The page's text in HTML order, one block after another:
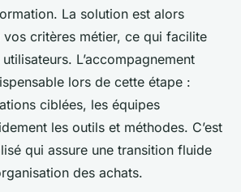
La solution est alors
vos critères métier, ce qui facilite
L’accompagnement
lors de cette étape :
ciblées, les équipes
les outils et méthodes. C’est
qui assure une transition fluide
des achats.